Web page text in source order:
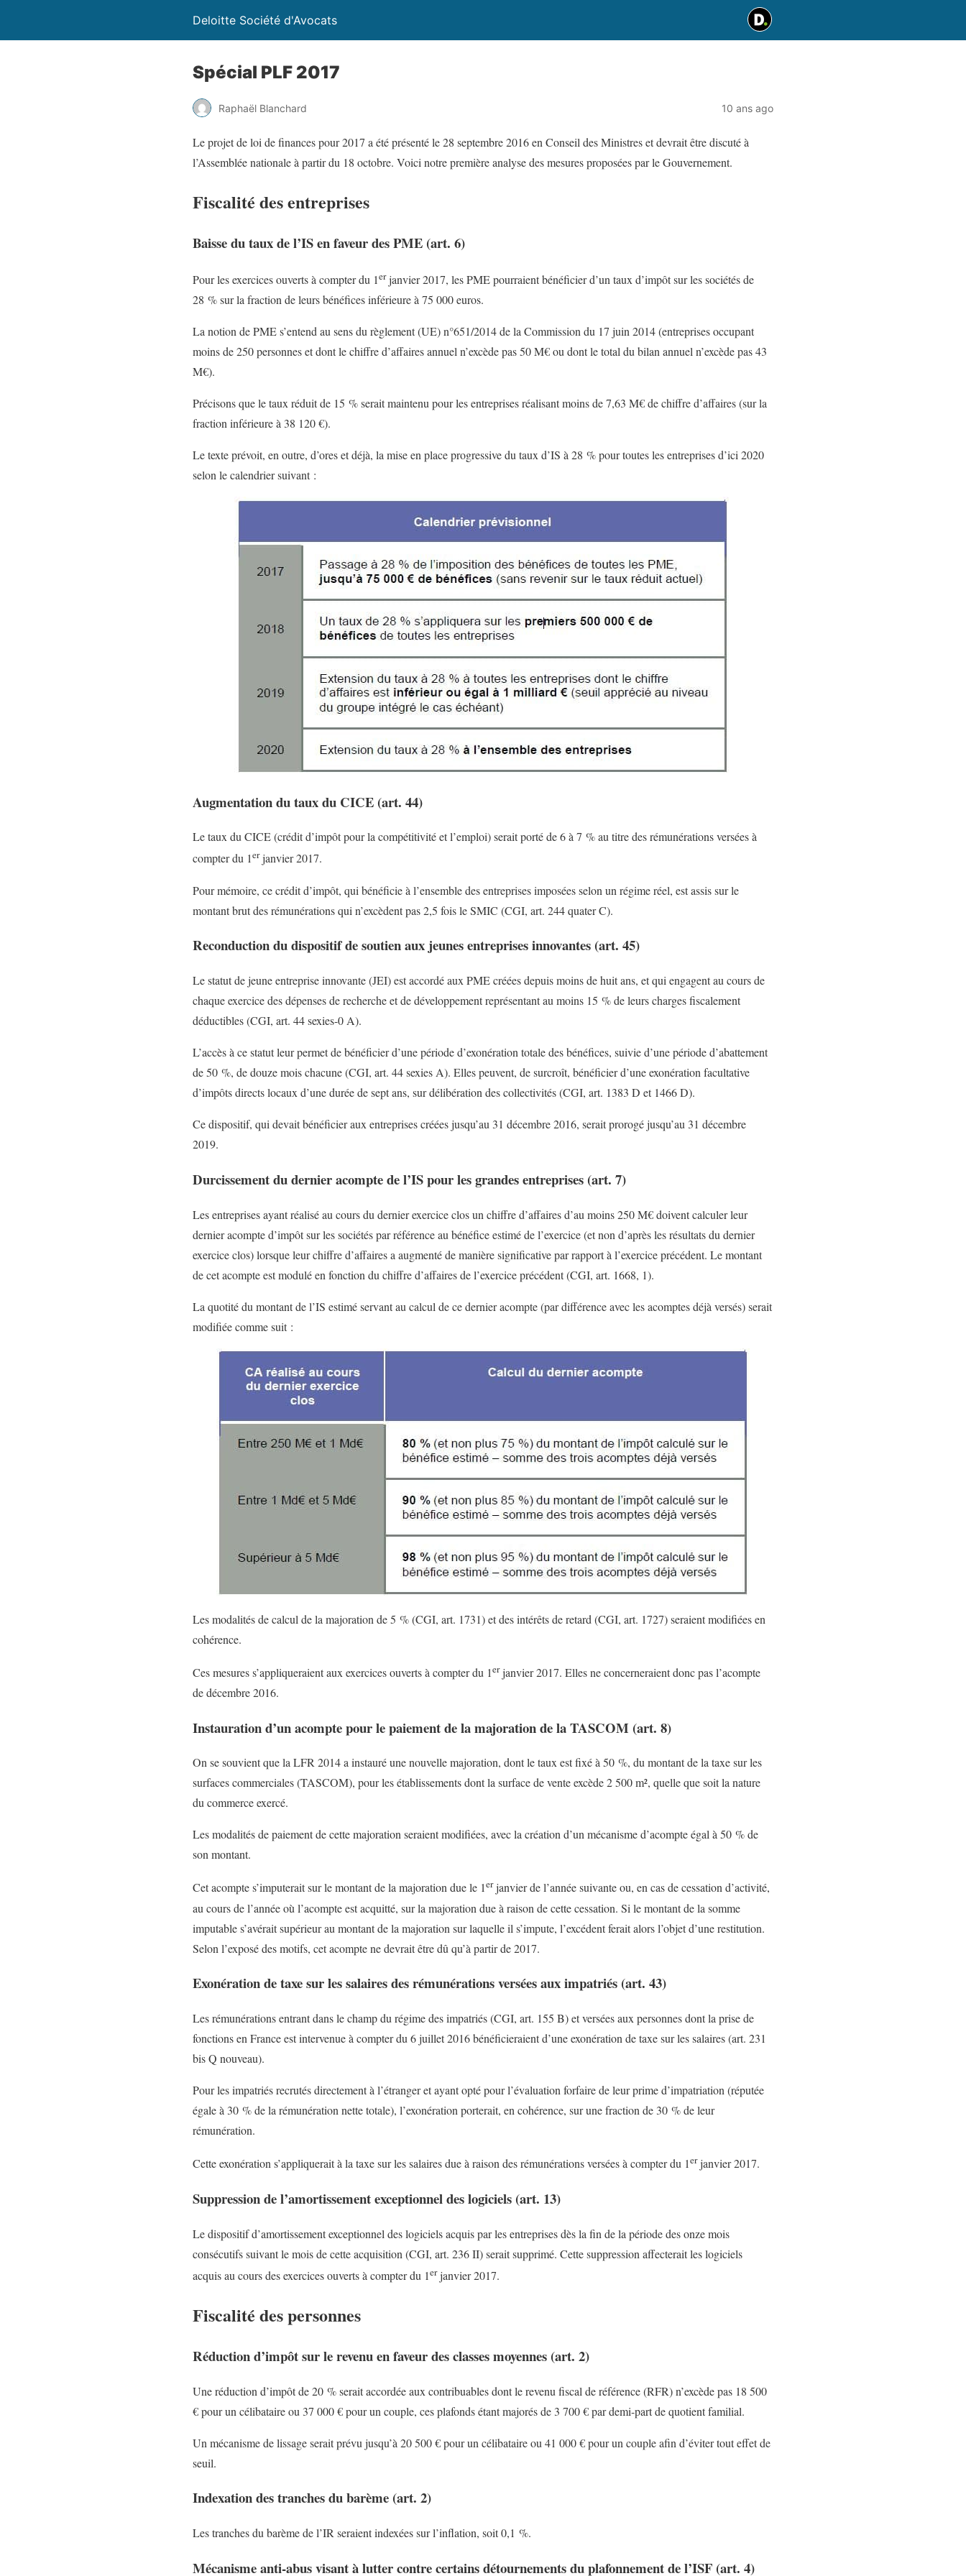
Deloitte Société d'Avocats
Spécial PLF 2017
Raphaël Blanchard 10 ans ago
Le projet de loi de finances pour 2017 a été présenté le 28 septembre 2016 en Conseil des Ministres et devrait être discuté à
l’Assemblée nationale à partir du 18 octobre. Voici notre première analyse des mesures proposées par le Gouvernement.
Fiscalité des entreprises
Baisse du taux de l’IS en faveur des PME (art. 6)
Pour les exercices ouverts à compter du 1erjanvier 2017, les PME pourraient bénéficier d’un taux d’impôt sur les sociétés de
28 % sur la fraction de leurs bénéfices inférieure à 75 000 euros.
La notion de PME s’entend au sens du règlement (UE) n°651/2014 de la Commission du 17 juin 2014 (entreprises occupant
moins de 250 personnes et dont le chiffre d’affaires annuel n’excède pas 50 M€ ou dont le total du bilan annuel n’excède pas 43
M€).
Précisons que le taux réduit de 15 % serait maintenu pour les entreprises réalisant moins de 7,63 M€ de chiffre d’affaires (sur la
fraction inférieure à 38 120 €).
Le texte prévoit, en outre, d’ores et déjà, la mise en place progressive du taux d’IS à 28 % pour toutes les entreprises d’ici 2020
selon le calendrier suivant :
Augmentation du taux du CICE (art. 44)
Le taux du CICE (crédit d’impôt pour la compétitivité et l’emploi) serait porté de 6 à 7 % au titre des rémunérations versées à
compter du 1erjanvier 2017.
Pour mémoire, ce crédit d’impôt, qui bénéficie à l’ensemble des entreprises imposées selon un régime réel, est assis sur le
montant brut des rémunérations qui n’excèdent pas 2,5 fois le SMIC (CGI, art. 244 quater C).
Reconduction du dispositif de soutien aux jeunes entreprises innovantes (art. 45)
Le statut de jeune entreprise innovante (JEI) est accordé aux PME créées depuis moins de huit ans, et qui engagent au cours de
chaque exercice des dépenses de recherche et de développement représentant au moins 15 % de leurs charges fiscalement
déductibles (CGI, art. 44 sexies-0 A).
L’accès à ce statut leur permet de bénéficier d’une période d’exonération totale des bénéfices, suivie d’une période d’abattement
de 50 %, de douze mois chacune (CGI, art. 44 sexies A). Elles peuvent, de surcroît, bénéficier d’une exonération facultative
d’impôts directs locaux d’une durée de sept ans, sur délibération des collectivités (CGI, art. 1383 D et 1466 D).
Ce dispositif, qui devait bénéficier aux entreprises créées jusqu’au 31 décembre 2016, serait prorogé jusqu’au 31 décembre
2019.
Durcissement du dernier acompte de l’IS pour les grandes entreprises (art. 7)
Les entreprises ayant réalisé au cours du dernier exercice clos un chiffre d’affaires d’au moins 250 M€ doivent calculer leur
dernier acompte d’impôt sur les sociétés par référence au bénéfice estimé de l’exercice (et non d’après les résultats du dernier
exercice clos) lorsque leur chiffre d’affaires a augmenté de manière significative par rapport à l’exercice précédent. Le montant
de cet acompte est modulé en fonction du chiffre d’affaires de l’exercice précédent (CGI, art. 1668, 1).
La quotité du montant de l’IS estimé servant au calcul de ce dernier acompte (par différence avec les acomptes déjà versés) serait
modifiée comme suit :
Les modalités de calcul de la majoration de 5 % (CGI, art. 1731) et des intérêts de retard (CGI, art. 1727) seraient modifiées en
cohérence.
Ces mesures s’appliqueraient aux exercices ouverts à compter du 1erjanvier 2017. Elles ne concerneraient donc pas l’acompte
de décembre 2016.
Instauration d’un acompte pour le paiement de la majoration de la TASCOM (art. 8)
On se souvient que la LFR 2014 a instauré une nouvelle majoration, dont le taux est fixé à 50 %, du montant de la taxe sur les
surfaces commerciales (TASCOM), pour les établissements dont la surface de vente excède 2 500 m², quelle que soit la nature
du commerce exercé.
Les modalités de paiement de cette majoration seraient modifiées, avec la création d’un mécanisme d’acompte égal à 50 % de
son montant.
Cet acompte s’imputerait sur le montant de la majoration due le 1erjanvier de l’année suivante ou, en cas de cessation d’activité,
au cours de l’année où l’acompte est acquitté, sur la majoration due à raison de cette cessation. Si le montant de la somme
imputable s’avérait supérieur au montant de la majoration sur laquelle il s’impute, l’excédent ferait alors l’objet d’une restitution.
Selon l’exposé des motifs, cet acompte ne devrait être dû qu’à partir de 2017.
Exonération de taxe sur les salaires des rémunérations versées aux impatriés (art. 43)
Les rémunérations entrant dans le champ du régime des impatriés (CGI, art. 155 B) et versées aux personnes dont la prise de
fonctions en France est intervenue à compter du 6 juillet 2016 bénéficieraient d’une exonération de taxe sur les salaires (art. 231
bis Q nouveau).
Pour les impatriés recrutés directement à l’étranger et ayant opté pour l’évaluation forfaire de leur prime d’impatriation (réputée
égale à 30 % de la rémunération nette totale), l’exonération porterait, en cohérence, sur une fraction de 30 % de leur
rémunération.
Cette exonération s’appliquerait à la taxe sur les salaires due à raison des rémunérations versées à compter du 1erjanvier 2017.
Suppression de l’amortissement exceptionnel des logiciels (art. 13)
Le dispositif d’amortissement exceptionnel des logiciels acquis par les entreprises dès la fin de la période des onze mois
consécutifs suivant le mois de cette acquisition (CGI, art. 236 II) serait supprimé. Cette suppression affecterait les logiciels
acquis au cours des exercices ouverts à compter du 1erjanvier 2017.
Fiscalité des personnes
Réduction d’impôt sur le revenu en faveur des classes moyennes (art. 2)
Une réduction d’impôt de 20 % serait accordée aux contribuables dont le revenu fiscal de référence (RFR) n’excède pas 18 500
€ pour un célibataire ou 37 000 € pour un couple, ces plafonds étant majorés de 3 700 € par demi-part de quotient familial.
Un mécanisme de lissage serait prévu jusqu’à 20 500 € pour un célibataire ou 41 000 € pour un couple afin d’éviter tout effet de
seuil.
Indexation des tranches du barème (art. 2)
Les tranches du barème de l’IR seraient indexées sur l’inflation, soit 0,1 %.
Mécanisme anti-abus visant à lutter contre certains détournements du plafonnement de l’ISF (art. 4)